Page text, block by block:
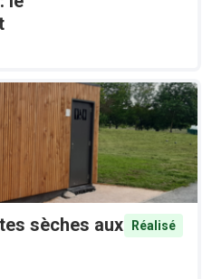
sèches aux
Réalisé